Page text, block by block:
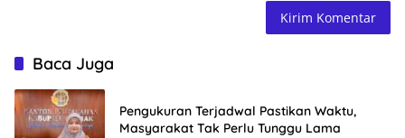
Baca Juga
Pengukuran Terjadwal Pastikan Waktu,
Masyarakat Tak Perlu Tunggu Lama